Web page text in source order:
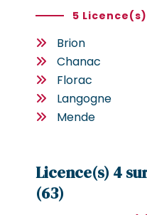
5
Brion
Chanac
Florac
Langogne
Mende
Licence(s) 4
(63)